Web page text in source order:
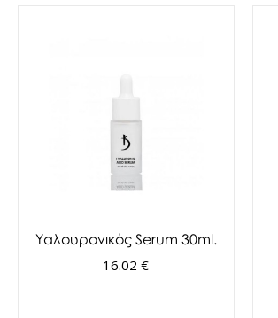
Υαλουρονικός Serum 30ml.
16.02 €